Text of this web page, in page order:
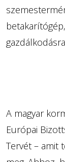
A magyar
Európai
Tervét – amit